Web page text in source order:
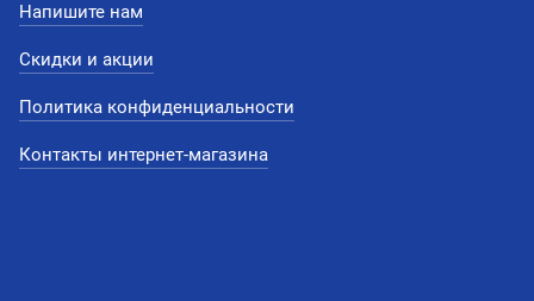
Напишите нам
Скидки и акции
Политика конфиденциальности
Контакты интернет-магазина